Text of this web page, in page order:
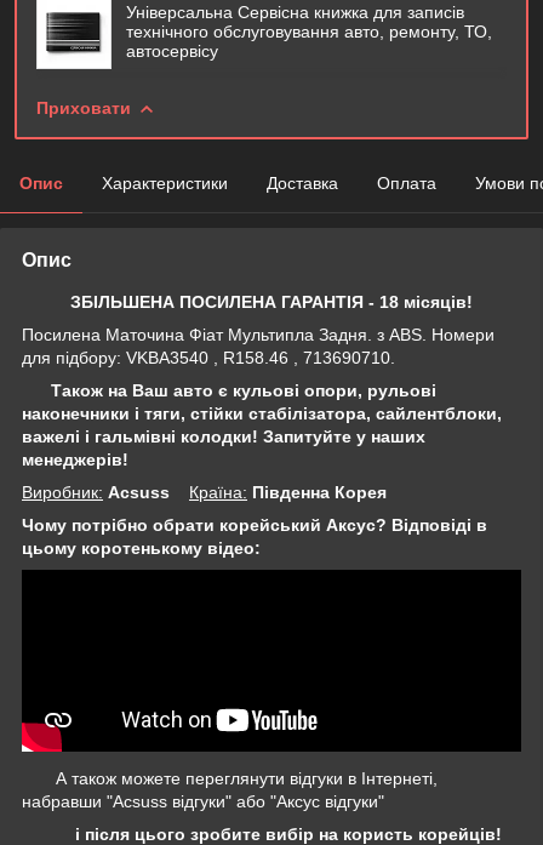
Універсальна Сервісна книжка для записів
технічного обслуговування авто, ремонту, ТО,
автосервісу
Приховати
Опис Характеристики Доставка Оплата Умови
Опис
ЗБІЛЬШЕНА ПОСИЛЕНА ГАРАНТІЯ - 18 місяців!
Посилена Маточина Фіат Мультипла Задня. з ABS. Номери
для підбору: VKBA3540 , R158.46 , 713690710.
Також на Ваш авто є кульові опори, рульові
наконечники і тяги, стійки стабілізатора, сайлентблоки,
важелі і гальмівні колодки! Запитуйте у наших
менеджерів!
Виробник: Acsuss Крaїна: Південна Корея
Чому потрібно обрати корейський Аксус? Відповіді в
цьому коротенькому відео:
А також можете переглянути відгуки в Інтернеті,
набравши "Acsuss відгуки" або "Аксус відгуки"
і після цього зробите вибір на користь корейців!